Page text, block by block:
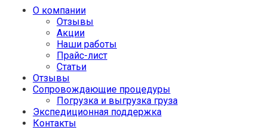
О компании
Отзывы
Акции
Наши работы
Прайс-лист
Статьи
Отзывы
Сопровождающие процедуры
Погрузка и выгрузка груза
Экспедиционная поддержка
Контакты